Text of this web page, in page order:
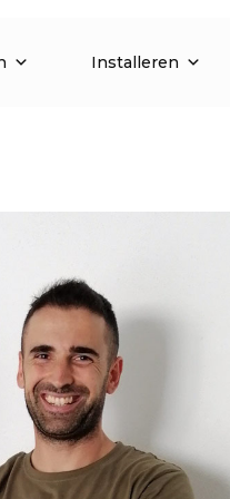
Installeren